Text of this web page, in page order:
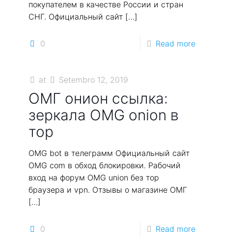
покупателем в качестве России и стран
СНГ. Официальный сайт […]
0 Read more
at Setembro 12, 2019
ОМГ онион ссылка:
зеркала OMG onion в
тор
OMG bot в телеграмм Официальный сайт
OMG com в обход блокировки. Рабочий
вход на форум OMG union без тор
браузера и vpn. Отзывы о магазине ОМГ
[…]
0 Read more